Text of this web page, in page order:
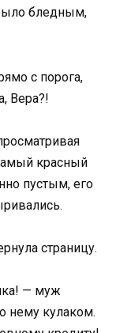
бледным,
с порога,
Вера?!
красный
пустым, его
страницу.
— муж
нему кулаком.